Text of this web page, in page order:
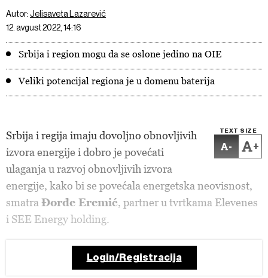
Autor:Jelisaveta Lazarević
12. avgust 2022, 14:16
Srbija i region mogu da se oslone jedino na OIE
Veliki potencijal regiona je u domenu baterija
TEXT SIZE
- +
Srbija i regija imaju dovoljno obnovljivih
izvora energije i dobro je povećati
ulaganja u razvoj obnovljivih izvora
energije, kako bi se povećala energetska neovisnost,
smatra Đorđe Eremić, partner u tvrtkama Elevenes
i SEE Energy holding.
Login/Registracija